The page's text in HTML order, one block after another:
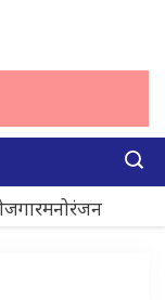
मनोरंजन